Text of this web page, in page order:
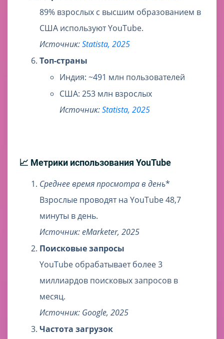
89% взрослых с высшим образованием в
США используют YouTube.
Источник:Statista, 2025
Топ-страны
Индия: ~491 млн пользователей
США: 253 млн взрослых
Источник:Statista, 2025
📈 Метрики использования YouTube
Среднее время просмотра в день*
Взрослые проводят на YouTube 48,7
минуты в день.
Источник: eMarketer, 2025
Поисковые запросы
YouTube обрабатывает более 3
миллиардов поисковых запросов в
месяц.
Источник: Google, 2025
Частота загрузок